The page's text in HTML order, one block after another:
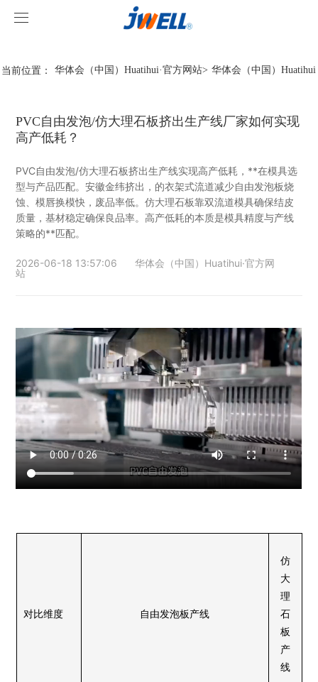
华体会（中国）Huatihui·官方网站
产品中心
型材线系列
造粒线系列
客户视频
华体会（中国）Huatihui·官方网站
华体会（中国）Huatihui·官方网站
华体会（中国）Huatihui·官方网站
当前位置： 华体会（中国）Huatihui·官方网站> 华体会（中国）
PVC自由发泡/仿大理石板挤出生产线厂家如何实现
高产低耗？
PVC自由发泡/仿大理石板挤出生产线实现高产低耗，**在模具选
型与产品匹配。安徽金纬挤出，的衣架式流道减少自由发泡板烧
蚀、模唇换模快，废品率低。仿大理石板靠双流道模具确保结皮
质量，基材稳定确保良品率。高产低耗的本质是模具精度与产线
策略的**匹配。
2026-06-18 13:57:06
华体会（中国）Huatihui·官方网
站
对比维度 自由发泡板产线
仿
大
理
石
板
产
线